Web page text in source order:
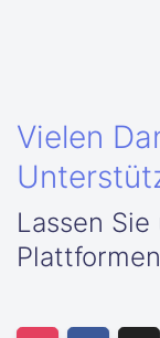
Vielen
Lassen